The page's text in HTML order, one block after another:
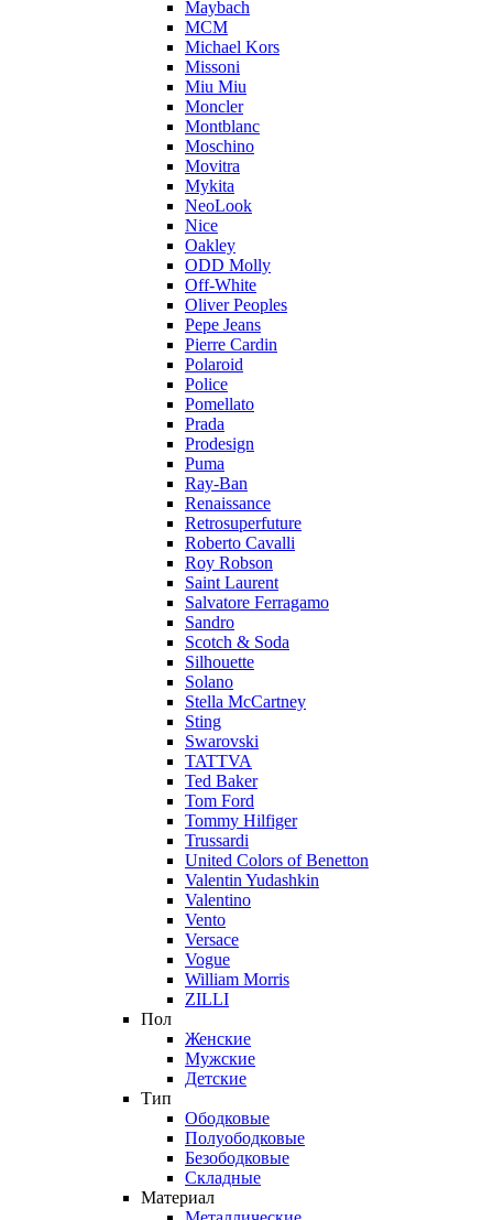
Maybach
MCM
Michael Kors
Missoni
Miu Miu
Moncler
Montblanc
Moschino
Movitra
Mykita
NeoLook
Nice
Oakley
ODD Molly
Off-White
Oliver Peoples
Pepe Jeans
Pierre Cardin
Polaroid
Police
Pomellato
Prada
Prodesign
Puma
Ray-Ban
Renaissance
Retrosuperfuture
Roberto Cavalli
Roy Robson
Saint Laurent
Salvatore Ferragamo
Sandro
Scotch & Soda
Silhouette
Solano
Stella McCartney
Sting
Swarovski
TATTVA
Ted Baker
Tom Ford
Tommy Hilfiger
Trussardi
United Colors of Benetton
Valentin Yudashkin
Valentino
Vento
Versace
Vogue
William Morris
ZILLI
Пол
Женские
Мужские
Детские
Тип
Ободковые
Полуободковые
Безободковые
Складные
Материал